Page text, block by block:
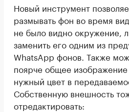
Новый инструмент
размывать фон во время
не было видно окружение,
заменить его одним из
WhatsApp фонов. Также
поярче общее изображение
нужный цвет в
Собственную внешность
отредактировать: